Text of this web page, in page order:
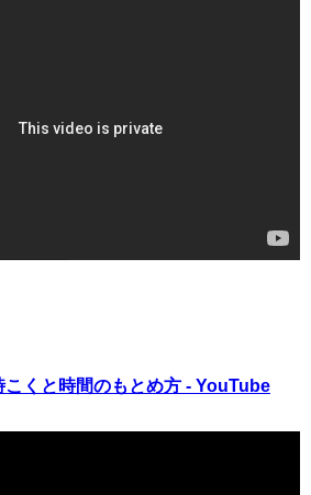
こくと時間のもとめ方 - YouTube